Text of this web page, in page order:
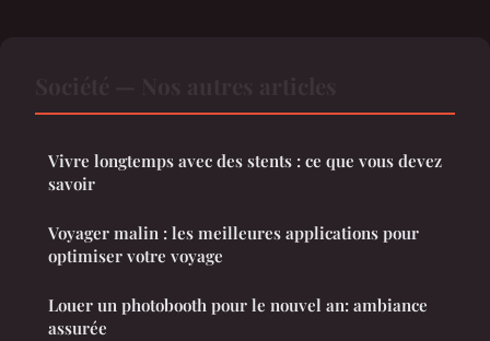
Vivre longtemps avec des stents : ce que vous devez
savoir
Voyager malin : les meilleures applications pour
optimiser votre voyage
Louer un photobooth pour le nouvel an: ambiance
assurée